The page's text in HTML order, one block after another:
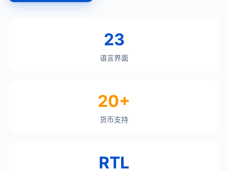
23
语言界面
20+
货币支持
RTL